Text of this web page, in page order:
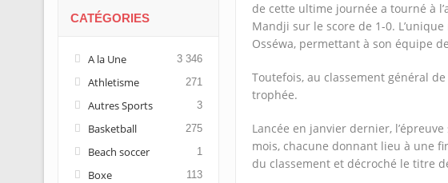
de cette ultime journée a tourné à
Mandji sur le score de 1-0.
Osséwa, permettant à son équipe
Toutefois, au classement général de
trophée.
Lancée en janvier dernier,
mois, chacune donnant lieu à une
du classement et décroché le titre
CATÉGORIES
A la Une 3 346
Athletisme 271
Autres Sports 3
Basketball 275
Beach soccer 1
Boxe 113